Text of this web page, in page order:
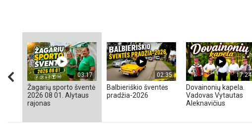
03:17
Žagarių sporto šventė
2026 08 01. Alytaus
rajonas
02:35
Balbieriškio šventės
pradžia-2026
17:24
Dovainonių kapela.
Vadovas Vytautas
Aleknavičius